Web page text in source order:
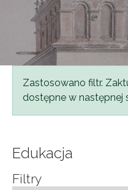
Komunikat
Zastosowano filtr.
dostępne w następnej
Edukacja
Filtry